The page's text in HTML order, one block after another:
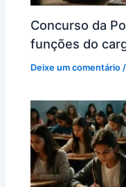
Concurso da
funções do
Deixe um comentário /